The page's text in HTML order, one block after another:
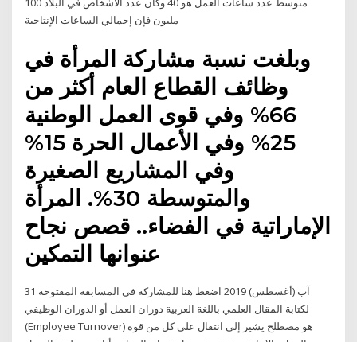
مليون فإن إجمالي الساعات الإنتاجية
وبلغت نسبة مشاركة المرأة في
وظائف القطاع العام أكثر من
66% وفي قوى العمل الوطنية
25% وفي الأعمال الحرة 15%
وفي المشاريع الصغيرة
والمتوسطة 30%. المرأة
الإماراتية في الفضاء.. قصص نجاح
عنوانها التمكين
31 آب (أغسطس) 2019 اضغط هنا للمشاركة في المسابقة المفتوحة
لكتابة المقال العلمي باللغة العربية دوران العمل أو الدوران الوظيفي
(Employee Turnover) هو مصطلح يشير إلى انتقال على كل من قوة